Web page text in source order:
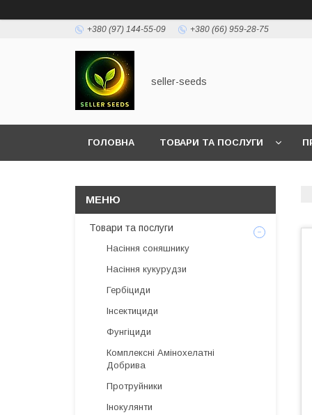
+380 (97) 144-55-09 +380 (66) 959-28-75
seller-seeds
ГОЛОВНА ТОВАРИ ТА ПОСЛУГИ
Товари та послуги
Насіння соняшнику
Насіння кукурудзи
Гербіциди
Інсектициди
Фунгіциди
Комплексні Амінохелатні
Добрива
Протруйники
Інокулянти